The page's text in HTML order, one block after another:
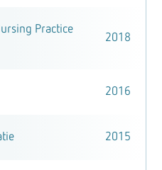
Practice
2018
2016
2015